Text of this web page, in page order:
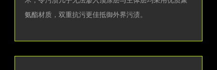
氨酯材质，双重抗污更佳抵御外界污渍。